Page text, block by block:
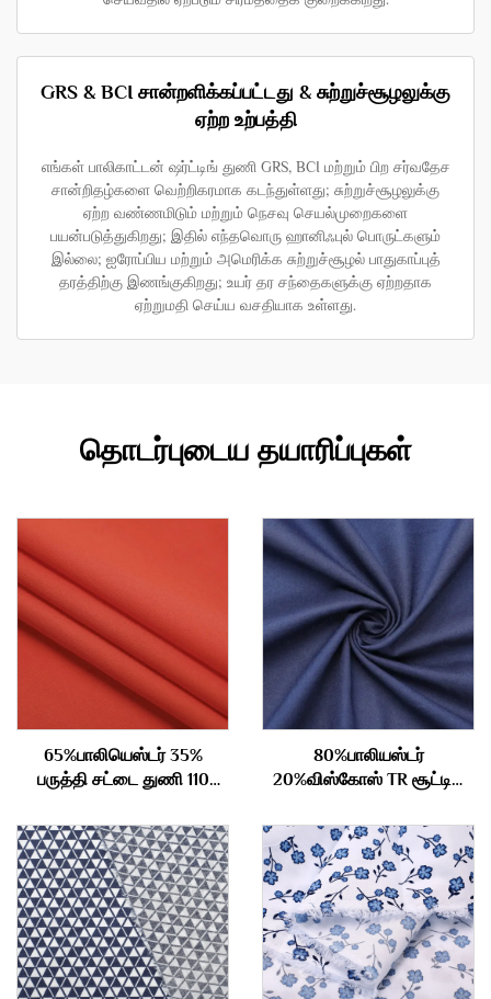
GRS & BCI சான்றளிக்கப்பட்டது & சுற்றுச்சூழலுக்கு
ஏற்ற உற்பத்தி
எங்கள் பாலிகாட்டன் ஷர்ட்டிங் துணி GRS, BCI மற்றும் பிற சர்வதேச
சான்றிதழ்களை வெற்றிகரமாக கடந்துள்ளது; சுற்றுச்சூழலுக்கு
ஏற்ற வண்ணமிடும் மற்றும் நெசவு செயல்முறைகளை
பயன்படுத்துகிறது; இதில் எந்தவொரு ஹானிஃபுல் பொருட்களும்
இல்லை; ஐரோப்பிய மற்றும் அமெரிக்க சுற்றுச்சூழல் பாதுகாப்புத்
தரத்திற்கு இணங்குகிறது; உயர் தர சந்தைகளுக்கு ஏற்றதாக
ஏற்றுமதி செய்ய வசதியாக உள்ளது.
தொடர்புடைய தயாரிப்புகள்
65%பாலியெஸ்டர் 35%
பருத்தி சட்டை துணி 110
80%பாலியஸ்டர்
20%விஸ்கோஸ் TR சூட்டிங்